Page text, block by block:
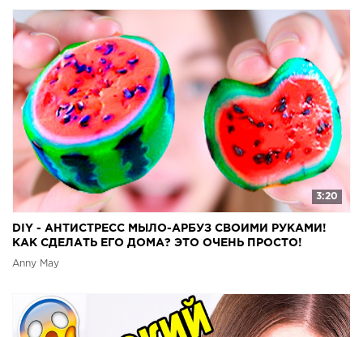
3:20
DIY - АНТИСТРЕСС МЫЛО-АРБУЗ СВОИМИ РУКАМИ!
КАК СДЕЛАТЬ ЕГО ДОМА? ЭТО ОЧЕНЬ ПРОСТО!
Anny May